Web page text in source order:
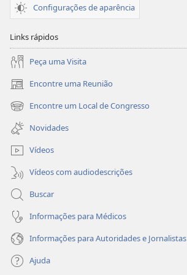
Configurações de aparência
Links rápidos
Peça uma Visita
Encontre uma Reunião
(abre
nova
janela)
Encontre um Local de Congresso
(abre
nova
janela)
Novidades
Vídeos
Vídeos com audiodescrições
Buscar
Informações para Médicos
Informações para Autoridades e Jornalistas
Ajuda